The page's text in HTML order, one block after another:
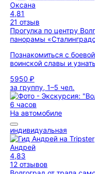
Оксана
4,81
21 отзыв
Прогулка по центру
панорамы
Познакомиться с
воинской славы и
5950 ₽
за группу, 1–5 чел.
6 часов
На автомобиле
индивидуальная
Андрей
4,83
12 отзывов